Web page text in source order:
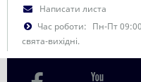
Написати листа
Час роботи: Пн-Пт
свята-вихідні.